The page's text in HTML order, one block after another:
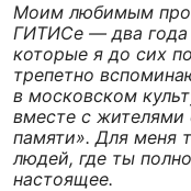
Моим любимым
ГИТИСе — два
которые я до сих
трепетно
в московском
вместе с жителями
памяти». Для меня
людей, где ты
настоящее.